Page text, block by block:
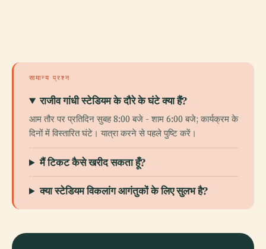
सामान्य प्रश्न
राजीव गांधी स्टेडियम के दौरे के घंटे क्या हैं?
आम तौर पर प्रतिदिन सुबह 8:00 बजे - शाम 6:00 बजे; कार्यक्रम के
दिनों में विस्तारित घंटे। यात्रा करने से पहले पुष्टि करें।
मैं टिकट कैसे खरीद सकता हूँ?
क्या स्टेडियम विकलांग आगंतुकों के लिए सुलभ है?